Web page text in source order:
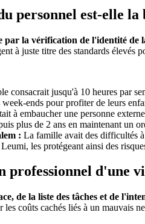
personnel est-elle la
la vérification de l'identité de
à juste titre des standards élevés
consacrait jusqu'à 10 heures par
ends pour profiter de leurs
à embaucher une personne
plus de 2 ans en maintenant un
: La famille avait des difficultés
les protégeant ainsi des
professionnel d'une
de la liste des tâches et de
les coûts cachés liés à un